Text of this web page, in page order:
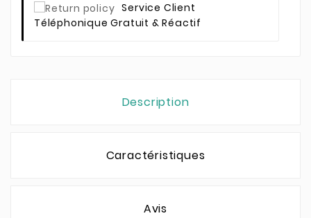
Service Client
Téléphonique Gratuit & Réactif
Description
Caractéristiques
Avis